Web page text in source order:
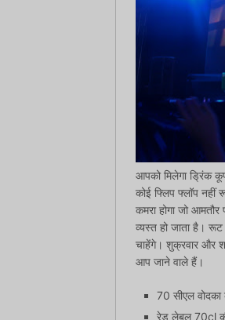
आपको मिलेगा ड्रिंक
कोई फ्लिप फ्लॉप
कमरा होगा जो
व्यस्त हो जाता है।
चाहेंगे। शुक्रवार और
आप जाने वाले हैं।
70 सीएल
रेड लेबल 70cl